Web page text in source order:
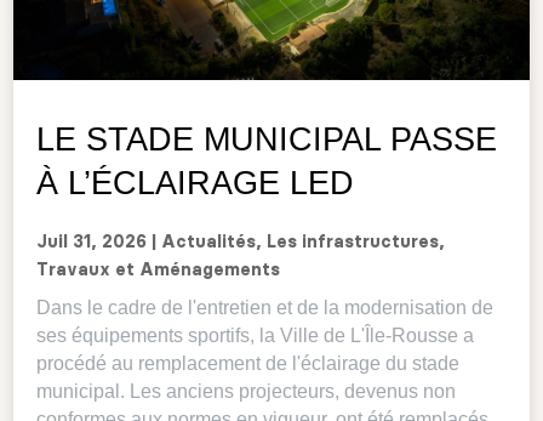
LE STADE MUNICIPAL PASSE
À L’ÉCLAIRAGE LED
Juil 31, 2026 Actualités, Les infrastructures,
Travaux et Aménagements
Dans le cadre de l'entretien et de la modernisation de
ses équipements sportifs, la Ville de L'Île-Rousse a
procédé au remplacement de l'éclairage du stade
municipal. Les anciens projecteurs, devenus non